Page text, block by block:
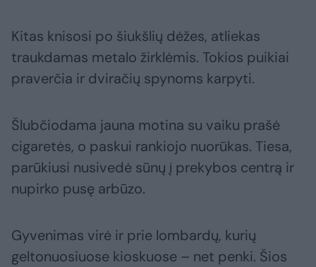
Kitas knisosi po šiukšlių dėžes, atliekas
traukdamas metalo žirklėmis. Tokios puikiai
praverčia ir dviračių spynoms karpyti.
Šlubčiodama jauna motina su vaiku prašė
cigaretės, o paskui rankiojo nuorūkas. Tiesa,
parūkiusi nusivedė sūnų į prekybos centrą ir
nupirko pusę arbūzo.
Gyvenimas virė ir prie lombardų, kurių
geltonuosiuose kioskuose – net penki. Šios